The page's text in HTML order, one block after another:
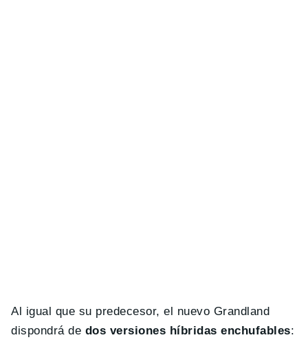
Al igual que su predecesor, el nuevo Grandland
dispondrá de dos versiones híbridas enchufables: